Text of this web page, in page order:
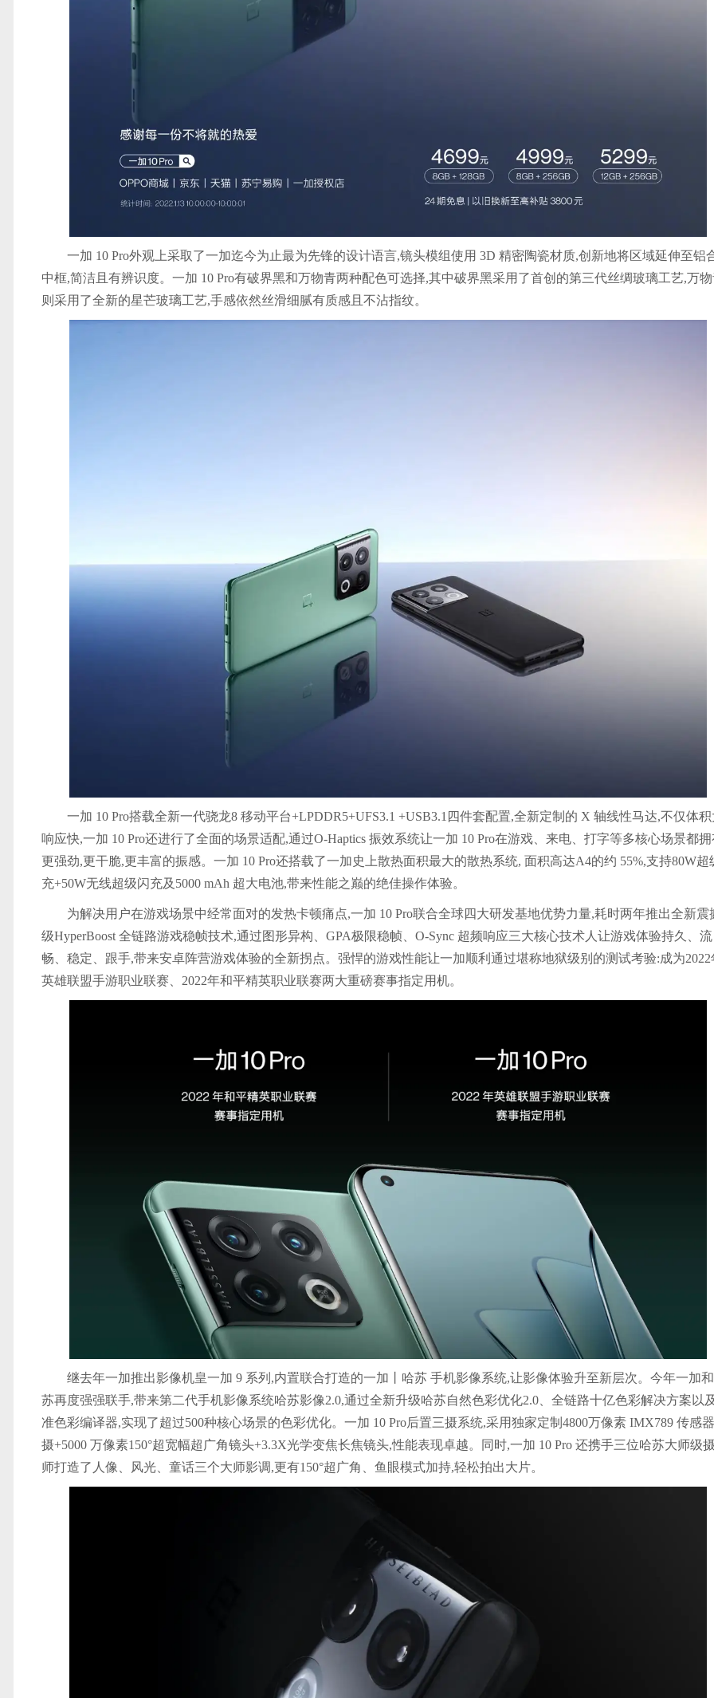
一加 10 Pro外观上采取了一加迄今为止最为先锋的设计语言,镜头模组使用 3D 精密陶瓷材质,创新地将区域延伸至铝
中框,简洁且有辨识度。一加 10 Pro有破界黑和万物青两种配色可选择,其中破界黑采用了首创的第三代丝绸玻璃工艺,万
则采用了全新的星芒玻璃工艺,手感依然丝滑细腻有质感且不沾指纹。
一加 10 Pro搭载全新一代骁龙8 移动平台+LPDDR5+UFS3.1 +USB3.1四件套配置,全新定制的 X 轴线性马达,不仅体积
响应快,一加 10 Pro还进行了全面的场景适配,通过O-Haptics 振效系统让一加 10 Pro在游戏、来电、打字等多核心场景都
更强劲,更干脆,更丰富的振感。一加 10 Pro还搭载了一加史上散热面积最大的散热系统, 面积高达A4的约 55%,支持80W超
充+50W无线超级闪充及5000 mAh 超大电池,带来性能之巅的绝佳操作体验。
为解决用户在游戏场景中经常面对的发热卡顿痛点,一加 10 Pro联合全球四大研发基地优势力量,耗时两年推出全新震
级HyperBoost 全链路游戏稳帧技术,通过图形异构、GPA极限稳帧、O-Sync 超频响应三大核心技术人让游戏体验持久、流
畅、稳定、跟手,带来安卓阵营游戏体验的全新拐点。强悍的游戏性能让一加顺利通过堪称地狱级别的测试考验:成为2022
英雄联盟手游职业联赛、2022年和平精英职业联赛两大重磅赛事指定用机。
继去年一加推出影像机皇一加 9 系列,内置联合打造的一加丨哈苏 手机影像系统,让影像体验升至新层次。今年一加
苏再度强强联手,带来第二代手机影像系统哈苏影像2.0,通过全新升级哈苏自然色彩优化2.0、全链路十亿色彩解决方案以
准色彩编译器,实现了超过500种核心场景的色彩优化。一加 10 Pro后置三摄系统,采用独家定制4800万像素 IMX789 传感
摄+5000 万像素150°超宽幅超广角镜头+3.3X光学变焦长焦镜头,性能表现卓越。同时,一加 10 Pro 还携手三位哈苏大师级
师打造了人像、风光、童话三个大师影调,更有150°超广角、鱼眼模式加持,轻松拍出大片。